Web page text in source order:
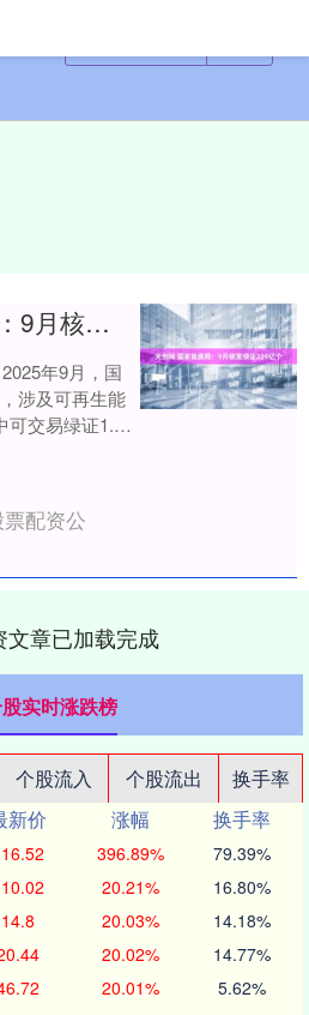
天创网 国家能源局：9月核发绿证229亿个
年9月，国
涉及可再生能
可交易绿证1.58
配资公
文章已加载完成
实时涨跌榜
个股流入 个股流出
换手率
新价 涨幅
换手率
396.89% 79.39%
20.21% 16.80%
14.8 20.03% 14.18%
20.02% 14.77%
20.01% 5.62%